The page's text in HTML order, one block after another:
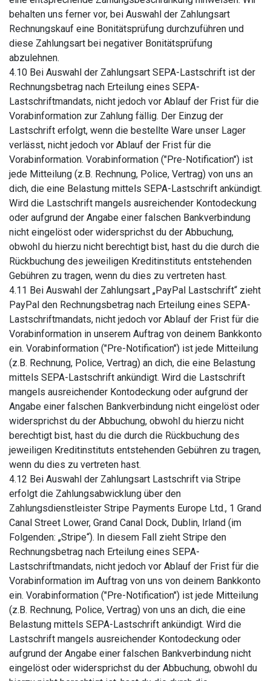
behalten uns ferner vor, bei Auswahl der Zahlungsart
Rechnungskauf eine Bonitätsprüfung durchzuführen und
diese Zahlungsart bei negativer Bonitätsprüfung
abzulehnen.
4.10 Bei Auswahl der Zahlungsart SEPA-Lastschrift ist der
Rechnungsbetrag nach Erteilung eines SEPA-
Lastschriftmandats, nicht jedoch vor Ablauf der Frist für die
Vorabinformation zur Zahlung fällig. Der Einzug der
Lastschrift erfolgt, wenn die bestellte Ware unser Lager
verlässt, nicht jedoch vor Ablauf der Frist für die
Vorabinformation. Vorabinformation ("Pre-Notification") ist
jede Mitteilung (z.B. Rechnung, Police, Vertrag) von uns an
dich, die eine Belastung mittels SEPA-Lastschrift ankündigt.
Wird die Lastschrift mangels ausreichender Kontodeckung
oder aufgrund der Angabe einer falschen Bankverbindung
nicht eingelöst oder widersprichst du der Abbuchung,
obwohl du hierzu nicht berechtigt bist, hast du die durch die
Rückbuchung des jeweiligen Kreditinstituts entstehenden
Gebühren zu tragen, wenn du dies zu vertreten hast.
4.11 Bei Auswahl der Zahlungsart „PayPal Lastschrift“ zieht
PayPal den Rechnungsbetrag nach Erteilung eines SEPA-
Lastschriftmandats, nicht jedoch vor Ablauf der Frist für die
Vorabinformation in unserem Auftrag von deinem Bankkonto
ein. Vorabinformation ("Pre-Notification") ist jede Mitteilung
(z.B. Rechnung, Police, Vertrag) an dich, die eine Belastung
mittels SEPA-Lastschrift ankündigt. Wird die Lastschrift
mangels ausreichender Kontodeckung oder aufgrund der
Angabe einer falschen Bankverbindung nicht eingelöst oder
widersprichst du der Abbuchung, obwohl du hierzu nicht
berechtigt bist, hast du die durch die Rückbuchung des
jeweiligen Kreditinstituts entstehenden Gebühren zu tragen,
wenn du dies zu vertreten hast.
4.12 Bei Auswahl der Zahlungsart Lastschrift via Stripe
erfolgt die Zahlungsabwicklung über den
Zahlungsdienstleister Stripe Payments Europe Ltd., 1 Grand
Canal Street Lower, Grand Canal Dock, Dublin, Irland (im
Folgenden: „Stripe“). In diesem Fall zieht Stripe den
Rechnungsbetrag nach Erteilung eines SEPA-
Lastschriftmandats, nicht jedoch vor Ablauf der Frist für die
Vorabinformation im Auftrag von uns von deinem Bankkonto
ein. Vorabinformation ("Pre-Notification") ist jede Mitteilung
(z.B. Rechnung, Police, Vertrag) von uns an dich, die eine
Belastung mittels SEPA-Lastschrift ankündigt. Wird die
Lastschrift mangels ausreichender Kontodeckung oder
aufgrund der Angabe einer falschen Bankverbindung nicht
eingelöst oder widersprichst du der Abbuchung, obwohl du